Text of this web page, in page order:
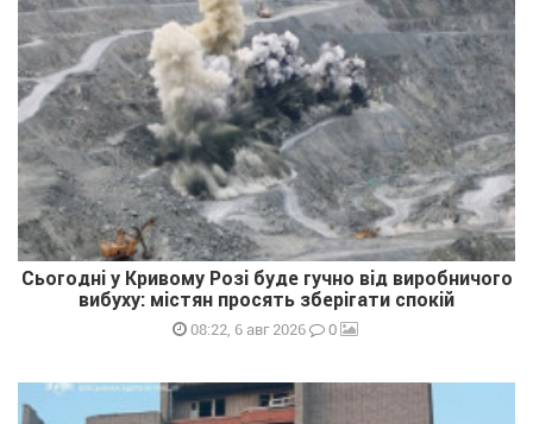
Сьогодні у Кривому Розі буде гучно від виробничого
вибуху: містян просять зберігати спокій
08:22, 6 авг 2026 0